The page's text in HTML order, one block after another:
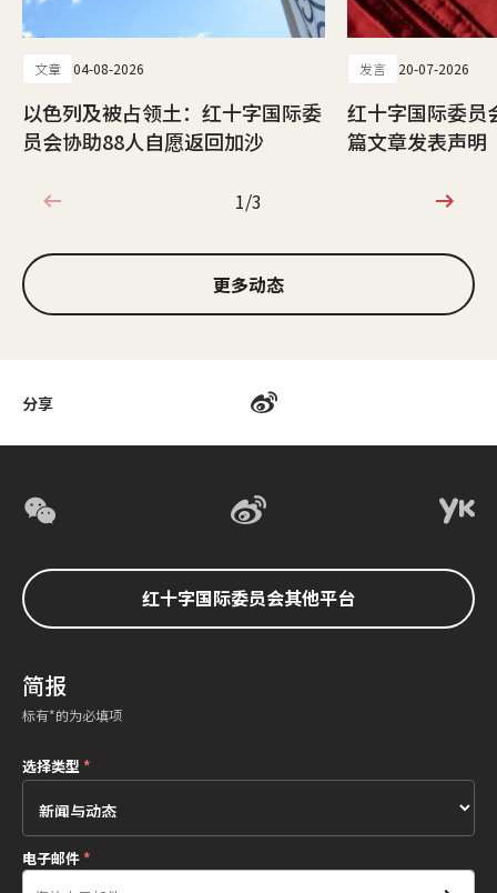
分享
文章 04-08-2026
以色列及被占领土：红十字国际委
员会协助88人自愿返回加沙
发言 20-07-2026
红十字国际委员
篇文章发表声明
1/3
1/3
更多动态
红十字国际委员会其他平台
简报
标有*的为必填项
选择类型*
电子邮件*